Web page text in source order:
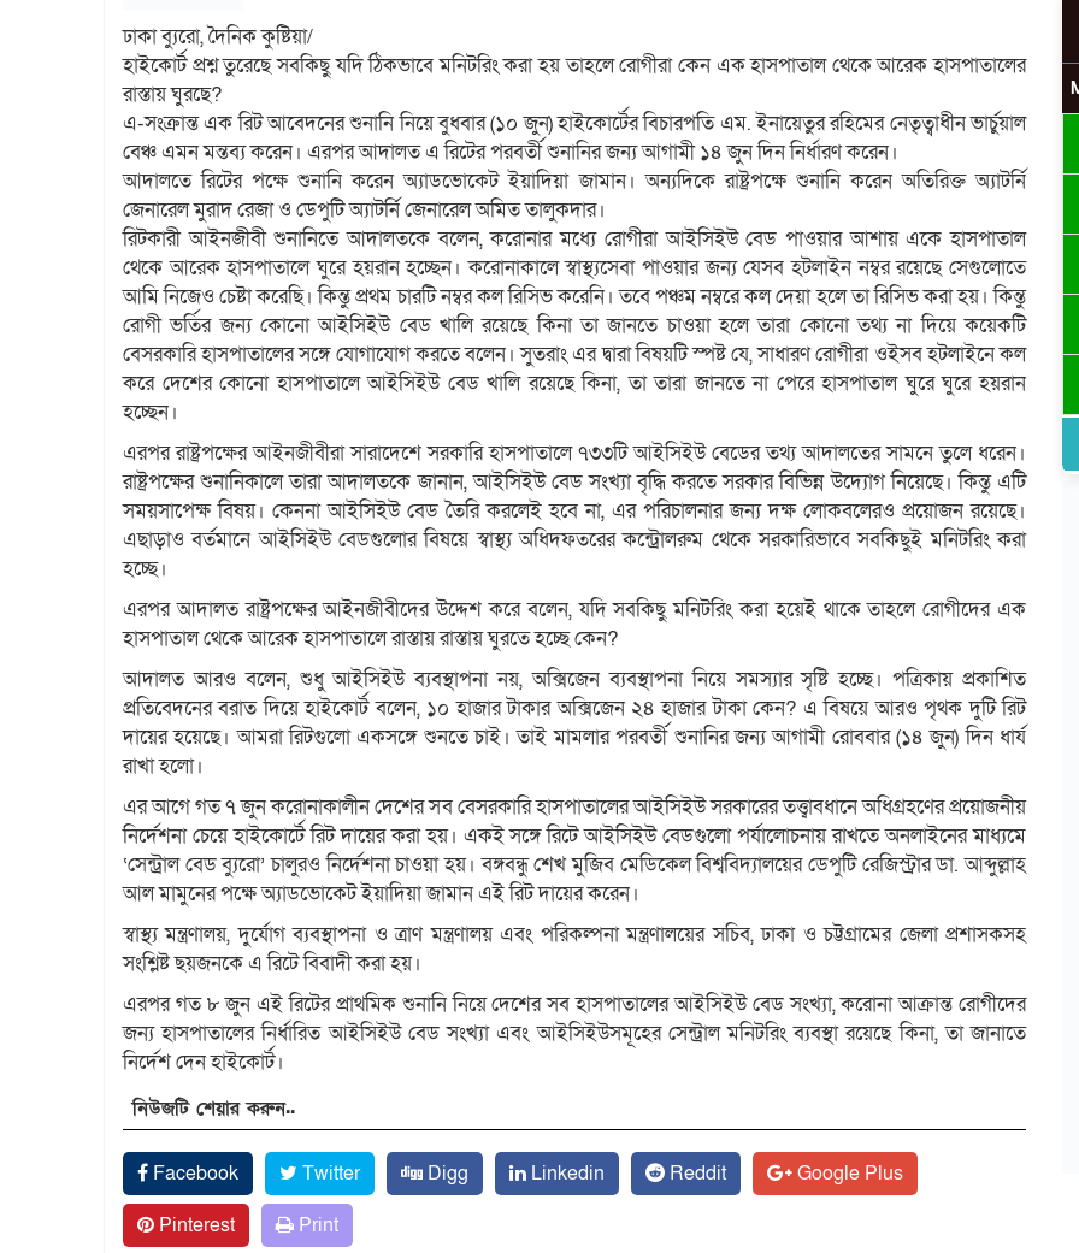
ঢাকা ব্যুরো, দৈনিক কুষ্টিয়া/
হাইকোর্ট প্রশ্ন তুরেছে সবকিছু যদি ঠিকভাবে মনিটরিং করা হয় তাহলে রোগীরা কেন এক হাসপাতাল থেকে আরেক হাসপাতালের
রাস্তায় ঘুরছে?
এ-সংক্রান্ত এক রিট আবেদনের শুনানি নিয়ে বুধবার (১০ জুন) হাইকোর্টের বিচারপতি এম. ইনায়েতুর রহিমের নেতৃত্বাধীন ভার্চুয়াল
বেঞ্চ এমন মন্তব্য করেন। এরপর আদালত এ রিটের পরবর্তী শুনানির জন্য আগামী ১৪ জুন দিন নির্ধারণ করেন।
আদালতে রিটের পক্ষে শুনানি করেন অ্যাডভোকেট ইয়াদিয়া জামান। অন্যদিকে রাষ্ট্রপক্ষে শুনানি করেন অতিরিক্ত অ্যাটর্নি
জেনারেল মুরাদ রেজা ও ডেপুটি অ্যাটর্নি জেনারেল অমিত তালুকদার।
রিটকারী আইনজীবী শুনানিতে আদালতকে বলেন, করোনার মধ্যে রোগীরা আইসিইউ বেড পাওয়ার আশায় একে হাসপাতাল
থেকে আরেক হাসপাতালে ঘুরে হয়রান হচ্ছেন। করোনাকালে স্বাস্থ্যসেবা পাওয়ার জন্য যেসব হটলাইন নম্বর রয়েছে সেগুলোতে
আমি নিজেও চেষ্টা করেছি। কিন্তু প্রথম চারটি নম্বর কল রিসিভ করেনি। তবে পঞ্চম নম্বরে কল দেয়া হলে তা রিসিভ করা হয়। কিন্তু
রোগী ভর্তির জন্য কোনো আইসিইউ বেড খালি রয়েছে কিনা তা জানতে চাওয়া হলে তারা কোনো তথ্য না দিয়ে কয়েকটি
বেসরকারি হাসপাতালের সঙ্গে যোগাযোগ করতে বলেন। সুতরাং এর দ্বারা বিষয়টি স্পষ্ট যে, সাধারণ রোগীরা ওইসব হটলাইনে কল
করে দেশের কোনো হাসপাতালে আইসিইউ বেড খালি রয়েছে কিনা, তা তারা জানতে না পেরে হাসপাতাল ঘুরে ঘুরে হয়রান
হচ্ছেন।
এরপর রাষ্ট্রপক্ষের আইনজীবীরা সারাদেশে সরকারি হাসপাতালে ৭৩৩টি আইসিইউ বেডের তথ্য আদালতের সামনে তুলে ধরেন।
রাষ্ট্রপক্ষের শুনানিকালে তারা আদালতকে জানান, আইসিইউ বেড সংখ্যা বৃদ্ধি করতে সরকার বিভিন্ন উদ্যোগ নিয়েছে। কিন্তু এটি
সময়সাপেক্ষ বিষয়। কেননা আইসিইউ বেড তৈরি করলেই হবে না, এর পরিচালনার জন্য দক্ষ লোকবলেরও প্রয়োজন রয়েছে।
এছাড়াও বর্তমানে আইসিইউ বেডগুলোর বিষয়ে স্বাস্থ্য অধিদফতরের কন্ট্রোলরুম থেকে সরকারিভাবে সবকিছুই মনিটরিং করা
হচ্ছে।
এরপর আদালত রাষ্ট্রপক্ষের আইনজীবীদের উদ্দেশ করে বলেন, যদি সবকিছু মনিটরিং করা হয়েই থাকে তাহলে রোগীদের এক
হাসপাতাল থেকে আরেক হাসপাতালে রাস্তায় রাস্তায় ঘুরতে হচ্ছে কেন?
আদালত আরও বলেন, শুধু আইসিইউ ব্যবস্থাপনা নয়, অক্সিজেন ব্যবস্থাপনা নিয়ে সমস্যার সৃষ্টি হচ্ছে। পত্রিকায় প্রকাশিত
প্রতিবেদনের বরাত দিয়ে হাইকোর্ট বলেন, ১০ হাজার টাকার অক্সিজেন ২৪ হাজার টাকা কেন? এ বিষয়ে আরও পৃথক দুটি রিট
দায়ের হয়েছে। আমরা রিটগুলো একসঙ্গে শুনতে চাই। তাই মামলার পরবর্তী শুনানির জন্য আগামী রোববার (১৪ জুন) দিন ধার্য
রাখা হলো।
এর আগে গত ৭ জুন করোনাকালীন দেশের সব বেসরকারি হাসপাতালের আইসিইউ সরকারের তত্ত্বাবধানে অধিগ্রহণের প্রয়োজনীয়
নির্দেশনা চেয়ে হাইকোর্টে রিট দায়ের করা হয়। একই সঙ্গে রিটে আইসিইউ বেডগুলো পর্যালোচনায় রাখতে অনলাইনের মাধ্যমে
‘সেন্ট্রাল বেড ব্যুরো’ চালুরও নির্দেশনা চাওয়া হয়। বঙ্গবন্ধু শেখ মুজিব মেডিকেল বিশ্ববিদ্যালয়ের ডেপুটি রেজিস্ট্রার ডা. আব্দুল্লাহ
আল মামুনের পক্ষে অ্যাডভোকেট ইয়াদিয়া জামান এই রিট দায়ের করেন।
স্বাস্থ্য মন্ত্রণালয়, দুর্যোগ ব্যবস্থাপনা ও ত্রাণ মন্ত্রণালয় এবং পরিকল্পনা মন্ত্রণালয়ের সচিব, ঢাকা ও চট্টগ্রামের জেলা প্রশাসকসহ
সংশ্লিষ্ট ছয়জনকে এ রিটে বিবাদী করা হয়।
এরপর গত ৮ জুন এই রিটের প্রাথমিক শুনানি নিয়ে দেশের সব হাসপাতালের আইসিইউ বেড সংখ্যা, করোনা আক্রান্ত রোগীদের
জন্য হাসপাতালের নির্ধারিত আইসিইউ বেড সংখ্যা এবং আইসিইউসমূহের সেন্ট্রাল মনিটরিং ব্যবস্থা রয়েছে কিনা, তা জানাতে
নির্দেশ দেন হাইকোর্ট।
নিউজটি শেয়ার করুন..
Facebook Twitter Digg Linkedin Reddit
Google Plus
Pinterest
Print